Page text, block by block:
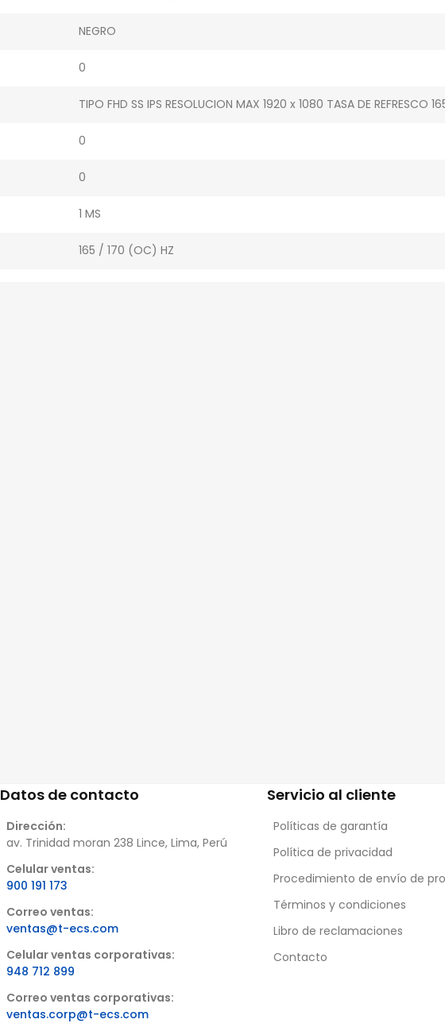
NEGRO
0
TIPO FHD SS IPS RESOLUCION MAX 1920 x 1080 TASA DE REFRESCO
0
0
1 MS
165 / 170 (OC) HZ
Datos de contacto
Dirección:
av. Trinidad moran 238 Lince, Lima, Perú
Celular ventas:
900 191 173
Correo ventas:
ventas@t-ecs.com
Celular ventas corporativas:
948 712 899
Correo ventas corporativas:
ventas.corp@t-ecs.com
Servicio al cliente
Políticas de garantía
Política de privacidad
Procedimiento de envío de
Términos y condiciones
Libro de reclamaciones
Contacto